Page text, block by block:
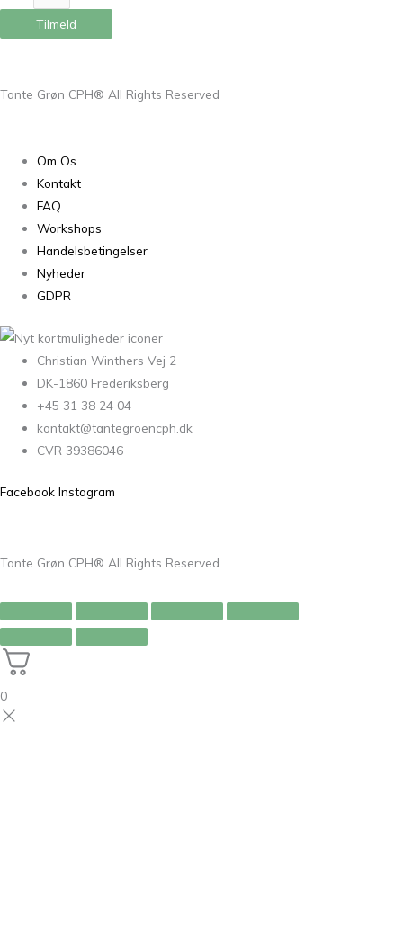
Tilmeld
Tante Grøn CPH® All Rights Reserved
Om Os
Kontakt
FAQ
Workshops
Handelsbetingelser
Nyheder
GDPR
Christian Winthers Vej 2
DK-1860 Frederiksberg
+45 31 38 24 04
kontakt@tantegroencph.dk
CVR 39386046
Facebook Instagram
Tante Grøn CPH® All Rights Reserved
0